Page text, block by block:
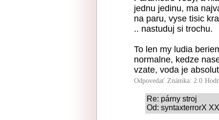
jednu jedinu, ma
na paru, vyse tisic
.. nastuduj si trochu.
To len my ludia
normalne, kedze
vzate, voda je
Odpovedať Známka: 2.0
Re: párny stroj
Od: syntaxterrorX